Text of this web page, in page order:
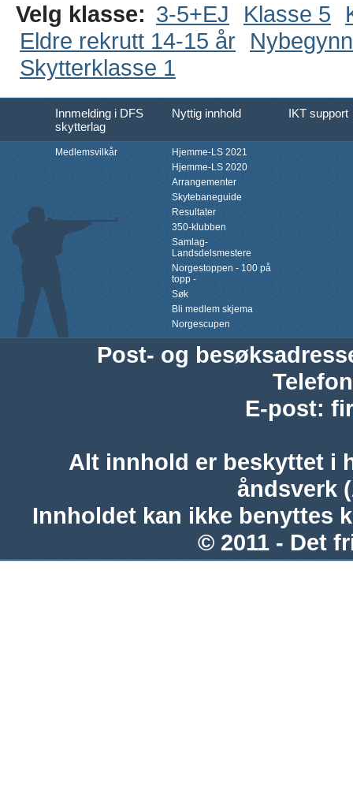
Velg klasse: 3-5+EJ Klasse 5
Eldre rekrutt 14-15 år
Skytterklasse 1
Innmelding i DFS
skytterlag
Nyttig innhold IKT support
Medlemsvilkår
Hjemme-LS 2021
Hjemme-LS 2020
Arrangementer
Skytebaneguide
Resultater
350-klubben
Samlag-
Landsdelsmestere
Norgestoppen - 100 på
topp -
Søk
Bli medlem skjema
Norgescupen
Post- og
Telefon
E-post:
Alt innhold er beskyttet i
åndsverk
Innholdet kan ikke benyttes
© 2011 - Det